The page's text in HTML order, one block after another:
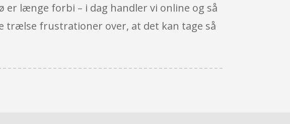
er længe forbi – i dag handler vi online og så
trælse frustrationer over, at det kan tage så